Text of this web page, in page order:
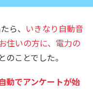
ら、 いきなり自動音
住いの方に、電力の
とのことでした。
動でアンケートが始